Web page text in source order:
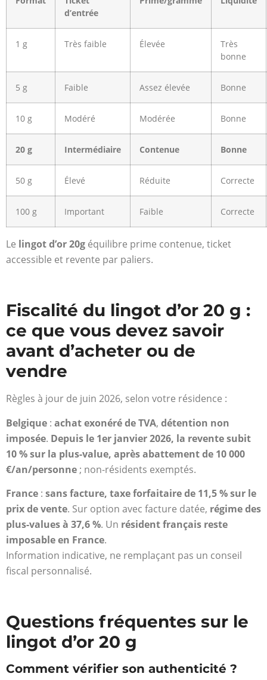
d’entrée
1 g Très faible Élevée
Très
bonne
5 g Faible Assez élevée Bonne
10 g Modéré Modérée Bonne
20 g Intermédiaire Contenue Bonne
50 g Élevé Réduite Correcte
100 g Important Faible Correcte
Le lingot d’or 20g équilibre prime contenue, ticket
accessible et revente par paliers.
Fiscalité du lingot d’or 20 g :
ce que vous devez savoir
avant d’acheter ou de
vendre
Règles à jour de juin 2026, selon votre résidence :
Belgique : achat exonéré de TVA, détention non
imposée. Depuis le 1er janvier 2026, la revente subit
10 % sur la plus-value, après abattement de 10 000
€/an/personne ; non-résidents exemptés.
France : sans facture, taxe forfaitaire de 11,5 % sur le
prix de vente. Sur option avec facture datée, régime des
plus-values à 37,6 %. Un résident français reste
imposable en France.
Information indicative, ne remplaçant pas un conseil
fiscal personnalisé.
Questions fréquentes sur le
lingot d’or 20 g
Comment vérifier son authenticité ?